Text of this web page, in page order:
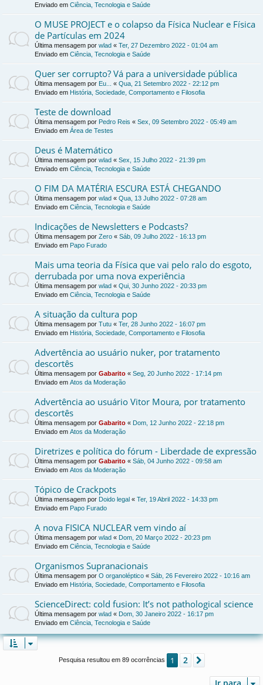
Enviado em Ciência, Tecnologia e Saúde
O MUSE PROJECT e o colapso da Física Nuclear e Física
de Partículas em 2024
Última mensagem por wlad « Ter, 27 Dezembro 2022 - 01:04 am
Enviado em Ciência, Tecnologia e Saúde
Quer ser corrupto? Vá para a universidade pública
Última mensagem por Eu... « Qua, 21 Setembro 2022 - 22:12 pm
Enviado em História, Sociedade, Comportamento e Filosofia
Teste de download
Última mensagem por Pedro Reis « Sex, 09 Setembro 2022 - 05:49 am
Enviado em Área de Testes
Deus é Matemático
Última mensagem por wlad « Sex, 15 Julho 2022 - 21:39 pm
Enviado em Ciência, Tecnologia e Saúde
O FIM DA MATÉRIA ESCURA ESTÁ CHEGANDO
Última mensagem por wlad « Qua, 13 Julho 2022 - 07:28 am
Enviado em Ciência, Tecnologia e Saúde
Indicações de Newsletters e Podcasts?
Última mensagem por Zero « Sáb, 09 Julho 2022 - 16:13 pm
Enviado em Papo Furado
Mais uma teoria da Física que vai pelo ralo do esgoto,
derrubada por uma nova experiência
Última mensagem por wlad « Qui, 30 Junho 2022 - 20:33 pm
Enviado em Ciência, Tecnologia e Saúde
A situação da cultura pop
Última mensagem por Tutu « Ter, 28 Junho 2022 - 16:07 pm
Enviado em História, Sociedade, Comportamento e Filosofia
Advertência ao usuário nuker, por tratamento
descortês
Última mensagem por Gabarito « Seg, 20 Junho 2022 - 17:14 pm
Enviado em Atos da Moderação
Advertência ao usuário Vitor Moura, por tratamento
descortês
Última mensagem por Gabarito « Dom, 12 Junho 2022 - 22:18 pm
Enviado em Atos da Moderação
Diretrizes e política do fórum - Liberdade de expressão
Última mensagem por Gabarito « Sáb, 04 Junho 2022 - 09:58 am
Enviado em Atos da Moderação
Tópico de Crackpots
Última mensagem por Doido legal « Ter, 19 Abril 2022 - 14:33 pm
Enviado em Papo Furado
A nova FISICA NUCLEAR vem vindo aí
Última mensagem por wlad « Dom, 20 Março 2022 - 20:23 pm
Enviado em Ciência, Tecnologia e Saúde
Organismos Supranacionais
Última mensagem por O organoléptico « Sáb, 26 Fevereiro 2022 - 10:16 am
Enviado em História, Sociedade, Comportamento e Filosofia
ScienceDirect: cold fusion: It’s not pathological science
Última mensagem por wlad « Dom, 30 Janeiro 2022 - 16:17 pm
Enviado em Ciência, Tecnologia e Saúde
Pesquisa resultou em 89 ocorrências 1 2